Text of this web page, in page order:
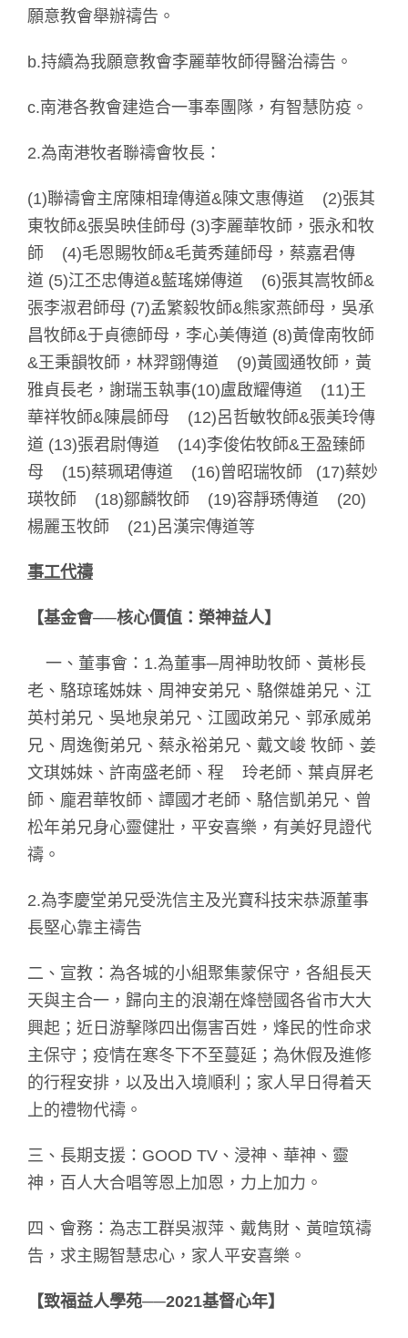
願意教會舉辦禱告。
b.持續為我願意教會李麗華牧師得醫治禱告。
c.南港各教會建造合一事奉團隊，有智慧防疫。
2.為南港牧者聯禱會牧長：
(1)聯禱會主席陳相瑋傳道&陳文惠傳道 (2)張其
東牧師&張吳映佳師母 (3)李麗華牧師，張永和牧
師 (4)毛恩賜牧師&毛黃秀蓮師母，蔡嘉君傳
道 (5)江丕忠傳道&藍瑤娣傳道 (6)張其嵩牧師&
張李淑君師母 (7)孟繁毅牧師&熊家燕師母，吳承
昌牧師&于貞德師母，李心美傳道 (8)黃偉南牧師
&王秉韻牧師，林羿翧傳道 (9)黃國通牧師，黃
雅貞長老，謝瑞玉執事(10)盧啟耀傳道 (11)王
華祥牧師&陳晨師母 (12)呂哲敏牧師&張美玲傳
道 (13)張君尉傳道 (14)李俊佑牧師&王盈臻師
母 (15)蔡珮珺傳道 (16)曾昭瑞牧師 (17)蔡妙
瑛牧師 (18)鄒麟牧師 (19)容靜琇傳道 (20)
楊麗玉牧師 (21)呂漢宗傳道等
事工代禱
【基金會──核心價值：榮神益人】
一、董事會：1.為董事─周神助牧師、黃彬長
老、駱琼瑤姊妹、周神安弟兄、駱傑雄弟兄、江
英村弟兄、吳地泉弟兄、江國政弟兄、郭承威弟
兄、周逸衡弟兄、蔡永裕弟兄、戴文峻 牧師、姜
文琪姊妹、許南盛老師、程 玲老師、葉貞屏老
師、龐君華牧師、譚國才老師、駱信凱弟兄、曾
松年弟兄身心靈健壯，平安喜樂，有美好見證代
禱。
2.為李慶堂弟兄受洗信主及光寶科技宋恭源董事
長堅心靠主禱告
二、宣教：為各城的小組聚集蒙保守，各組長天
天與主合一，歸向主的浪潮在烽巒國各省市大大
興起；近日游擊隊四出傷害百姓，烽民的性命求
主保守；疫情在寒冬下不至蔓延；為休假及進修
的行程安排，以及出入境順利；家人早日得着天
上的禮物代禱。
三、長期支援：GOOD TV、浸神、華神、靈
神，百人大合唱等恩上加恩，力上加力。
四、會務：為志工群吳淑萍、戴雋財、黃暄筑禱
告，求主賜智慧忠心，家人平安喜樂。
【致福益人學苑──2021基督心年】